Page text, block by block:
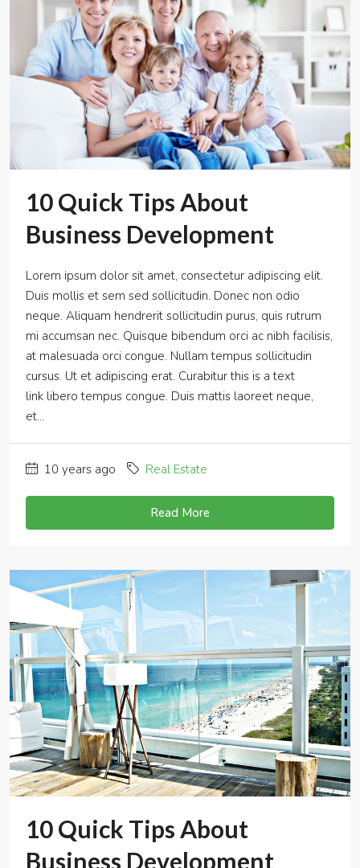
10 Quick Tips About
Business Development
Lorem ipsum dolor sit amet, consectetur adipiscing elit.
Duis mollis et sem sed sollicitudin. Donec non odio
neque. Aliquam hendrerit sollicitudin purus, quis rutrum
mi accumsan nec. Quisque bibendum orci ac nibh facilisis,
at malesuada orci congue. Nullam tempus sollicitudin
cursus. Ut et adipiscing erat. Curabitur this is a text
link libero tempus congue. Duis mattis laoreet neque,
et...
10 years ago Real Estate
Read More
10 Quick Tips About
Business Development